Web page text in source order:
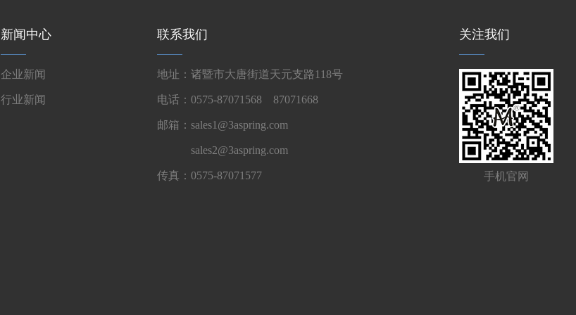
新闻中心
企业新闻
行业新闻
联系我们
地址：诸暨市大唐街道天元支路118号
电话：0575-87071568 87071668
邮箱：sales1@3aspring.com
sales2@3aspring.com
传真：0575-87071577
关注我们
手机官网